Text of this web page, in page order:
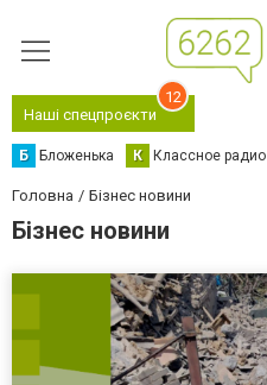
Наші спецпроєкти
12
Б Бложенька К Классное радио
Головна Бізнес новини
Бізнес новини